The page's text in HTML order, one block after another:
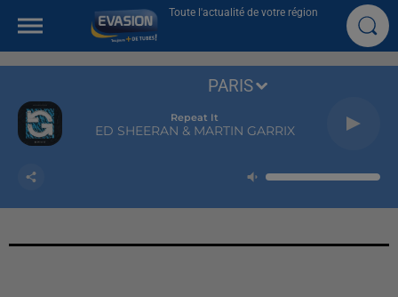
Toute l'actualité de votre région
Repeat It
ED SHEERAN & MARTIN GARRIX
PARIS